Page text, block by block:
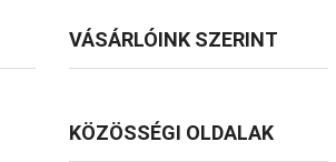
VÁSÁRLÓINK SZERINT
KÖZÖSSÉGI OLDALAK